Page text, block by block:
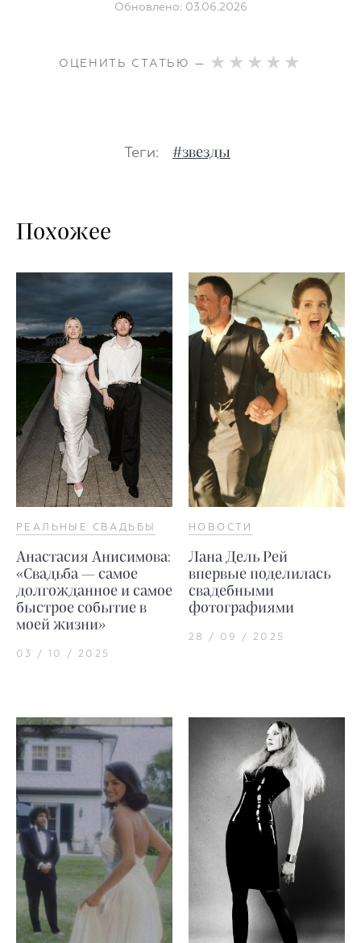
Обновлено: 03.06.2026
ОЦЕНИТЬ СТАТЬЮ —
Теги: #звезды
Похожее
РЕАЛЬНЫЕ СВАДЬБЫ
Анастасия Анисимова:
«Свадьба — самое
долгожданное и самое
быстрое событие в
моей жизни»
03 / 10 / 2025
НОВОСТИ
Лана Дель Рей
впервые поделилась
свадебными
фотографиями
28 / 09 / 2025